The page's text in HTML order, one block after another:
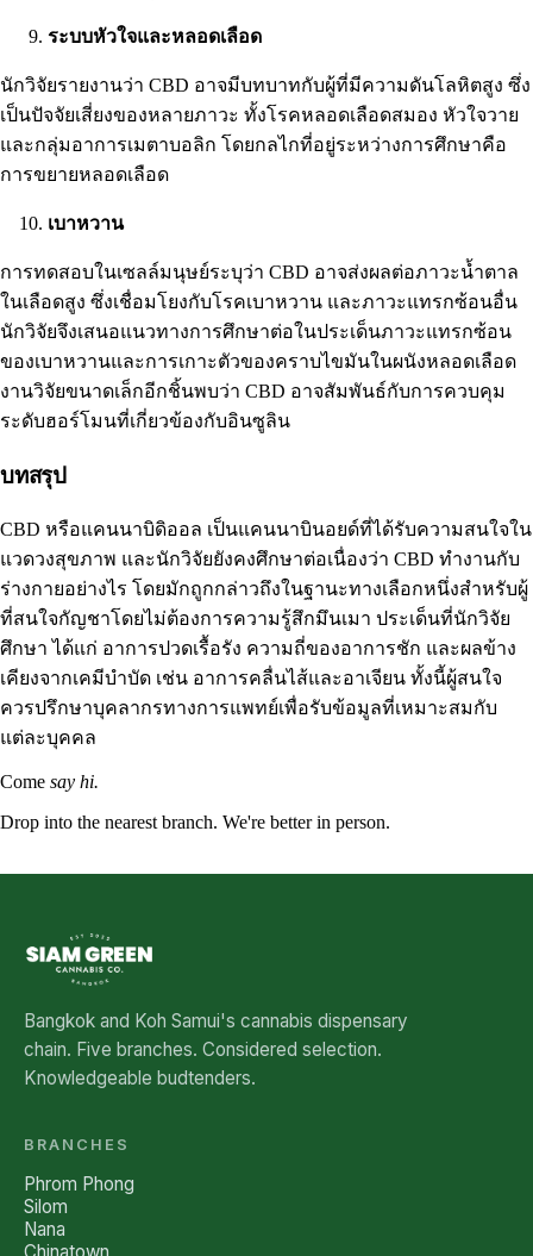
ระบบหัวใจและหลอดเลือด
นักวิจัยรายงานว่า CBD อาจมีบทบาทกับผู้ที่มีความดันโลหิตสูง ซึ่ง
เป็นปัจจัยเสี่ยงของหลายภาวะ ทั้งโรคหลอดเลือดสมอง หัวใจวาย
และกลุ่มอาการเมตาบอลิก โดยกลไกที่อยู่ระหว่างการศึกษาคือ
การขยายหลอดเลือด
เบาหวาน
การทดสอบในเซลล์มนุษย์ระบุว่า CBD อาจส่งผลต่อภาวะน้ำตาล
ในเลือดสูง ซึ่งเชื่อมโยงกับโรคเบาหวาน และภาวะแทรกซ้อนอื่น
นักวิจัยจึงเสนอแนวทางการศึกษาต่อในประเด็นภาวะแทรกซ้อน
ของเบาหวานและการเกาะตัวของคราบไขมันในผนังหลอดเลือด
งานวิจัยขนาดเล็กอีกชิ้นพบว่า CBD อาจสัมพันธ์กับการควบคุม
ระดับฮอร์โมนที่เกี่ยวข้องกับอินซูลิน
บทสรุป
CBD หรือแคนนาบิดิออล เป็นแคนนาบินอยด์ที่ได้รับความสนใจใน
แวดวงสุขภาพ และนักวิจัยยังคงศึกษาต่อเนื่องว่า CBD ทำงานกับ
ร่างกายอย่างไร โดยมักถูกกล่าวถึงในฐานะทางเลือกหนึ่งสำหรับผู้
ที่สนใจกัญชาโดยไม่ต้องการความรู้สึกมึนเมา ประเด็นที่นักวิจัย
ศึกษา ได้แก่ อาการปวดเรื้อรัง ความถี่ของอาการชัก และผลข้าง
เคียงจากเคมีบำบัด เช่น อาการคลื่นไส้และอาเจียน ทั้งนี้ผู้สนใจ
ควรปรึกษาบุคลากรทางการแพทย์เพื่อรับข้อมูลที่เหมาะสมกับ
แต่ละบุคคล
Come say hi.
Drop into the nearest branch. We're better in person.
Bangkok and Koh Samui's cannabis dispensary
chain. Five branches. Considered selection.
Knowledgeable budtenders.
BRANCHES
Phrom Phong
Silom
Nana